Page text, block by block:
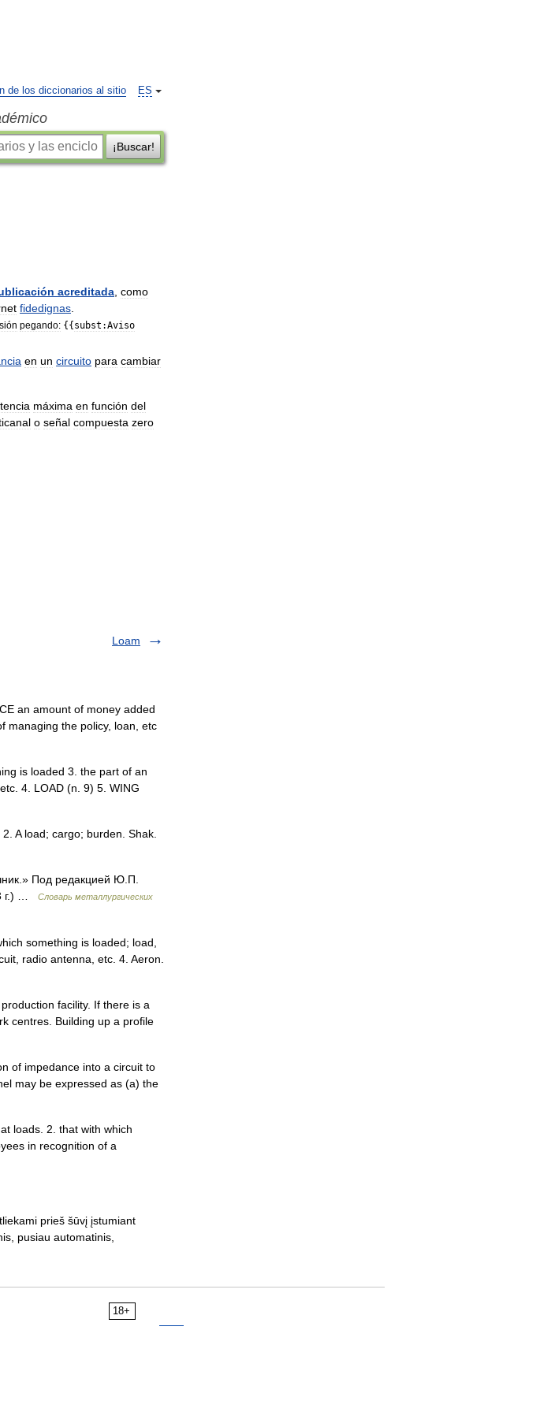
ES
de los diccionarios al sitio
¡Buscar!
acreditada como
fidedignas
pegando: {{ subst:Aviso
en un circuito para cambiar
máxima en función del
o señal compuesta zero
Loam
an amount of money added
managing the policy, loan, etc
is loaded 3. the part of an
4. LOAD (n. 9) 5. WING
A load; cargo; burden. Shak.
Под редакцией Ю.П.
г.) …
Словарь металлургических
something is loaded; load,
radio antenna, etc. 4. Aeron.
facility. If there is a
centres. Building up a profile
of impedance into a circuit to
may be expressed as (a) the
loads. 2. that with which
in recognition of a
prieš šūvį įstumiant
pusiau automatinis,
18+